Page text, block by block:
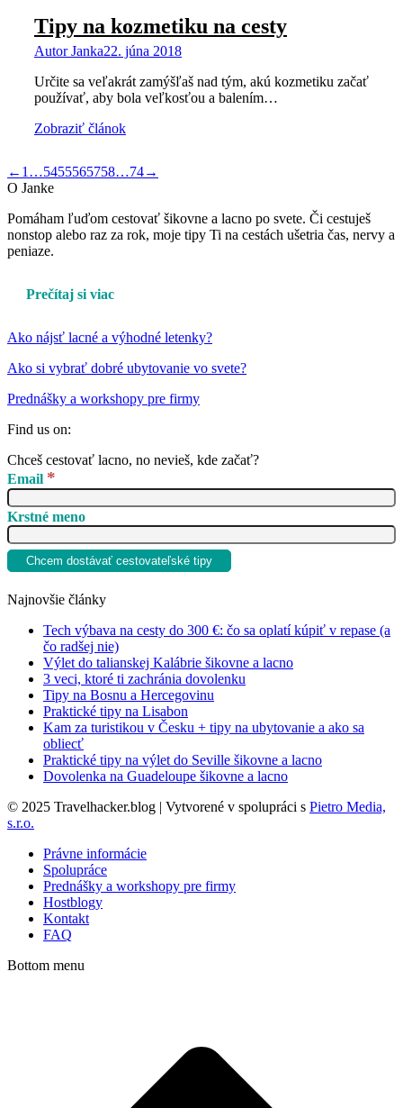
Tipy na kozmetiku na cesty
AutorJanka22. júna 2018
Určite sa veľakrát zamýšľaš nad tým, akú kozmetiku začať
používať, aby bola veľkosťou a balením…
Zobraziť článok
← 1 …5455565758…74→
O Janke
Pomáham ľuďom cestovať šikovne a lacno po svete. Či cestuješ
nonstop alebo raz za rok, moje tipy Ti na cestách ušetria čas, nervy a
peniaze.
Prečítaj si viac
Ako nájsť lacné a výhodné letenky?
Ako si vybrať dobré ubytovanie vo svete?
Prednášky a workshopy pre firmy
Find us on:
Facebook
page
opens
in
new
window
YouTube
page
opens
in
new
window
Instagram
page
opens
in
new
window
Chceš cestovať lacno, no nevieš, kde začať?
Email *
Krstné meno
Najnovšie články
Tech výbava na cesty do 300 €: čo sa oplatí kúpiť v repase (a
čo radšej nie)
Výlet do talianskej Kalábrie šikovne a lacno
3 veci, ktoré ti zachránia dovolenku
Tipy na Bosnu a Hercegovinu
Praktické tipy na Lisabon
Kam za turistikou v Česku + tipy na ubytovanie a ako sa
obliecť
Praktické tipy na výlet do Seville šikovne a lacno
Dovolenka na Guadeloupe šikovne a lacno
© 2025 Travelhacker.blog | Vytvorené v spolupráci s Pietro Media,
s.r.o.
Právne informácie
Spolupráce
Prednášky a workshopy pre firmy
Hostblogy
Kontakt
FAQ
Bottom menu